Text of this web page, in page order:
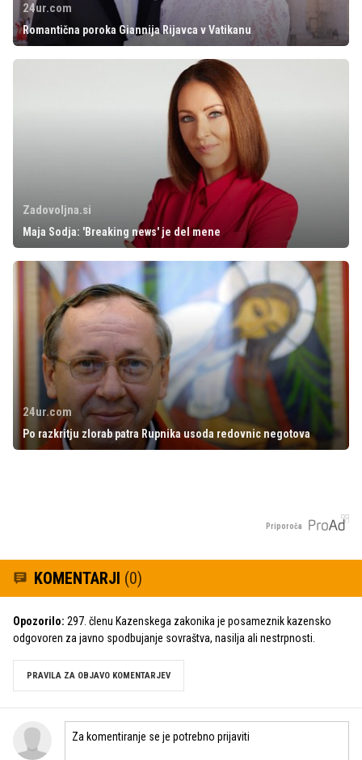
24ur.com
Romantična poroka Giannija Rijavca v Vatikanu
Zadovoljna.si
Maja Sodja: 'Breaking news' je del mene
24ur.com
Po razkritju zlorab patra Rupnika usoda redovnic negotova
Priporoča
KOMENTARJI (0)
Opozorilo: 297. členu Kazenskega zakonika je posameznik kazensko
odgovoren za javno spodbujanje sovraštva, nasilja ali nestrpnosti.
PRAVILA ZA OBJAVO KOMENTARJEV